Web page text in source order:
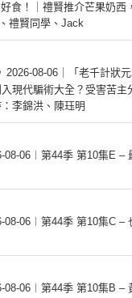
食！｜禮賢推介芒果奶西
禮賢同學、Jack
2026-08-06｜「老千計狀
現代騙術大全？受害苦主
李錦洪、陳珏明
08-06︱第44季 第10集E –
08-06︱第44季 第10集C –
08-06︱第44季 第10集B –